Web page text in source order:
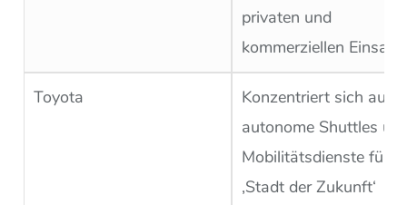
privaten und
kommerziellen Einsatz.
Toyota
Konzentriert sich auf
autonome Shuttles
Mobilitätsdienste für
‚Stadt der Zukunft‘